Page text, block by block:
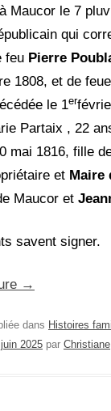
Maucor le 7
qui
feu Pierre
1808, et de feue
le 1er
Partaix , 22
mai 1816, fille
et Maire
Maucor et
savent signer.
→
dans Histoires
2025 par Christiane